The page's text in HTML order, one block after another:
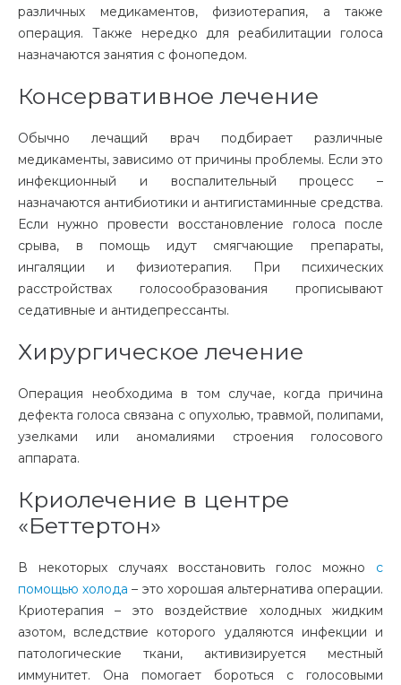
различных медикаментов, физиотерапия, а также
операция. Также нередко для реабилитации голоса
назначаются занятия с фонопедом.
Консервативное лечение
Обычно лечащий врач подбирает различные
медикаменты, зависимо от причины проблемы. Если это
инфекционный и воспалительный процесс –
назначаются антибиотики и антигистаминные средства.
Если нужно провести восстановление голоса после
срыва, в помощь идут смягчающие препараты,
ингаляции и физиотерапия. При психических
расстройствах голосообразования прописывают
седативные и антидепрессанты.
Хирургическое лечение
Операция необходима в том случае, когда причина
дефекта голоса связана с опухолью, травмой, полипами,
узелками или аномалиями строения голосового
аппарата.
Криолечение в центре
«Беттертон»
В некоторых случаях восстановить голос можно с
помощью холода – это хорошая альтернатива операции.
Криотерапия – это воздействие холодных жидким
азотом, вследствие которого удаляются инфекции и
патологические ткани, активизируется местный
иммунитет. Она помогает бороться с голосовыми